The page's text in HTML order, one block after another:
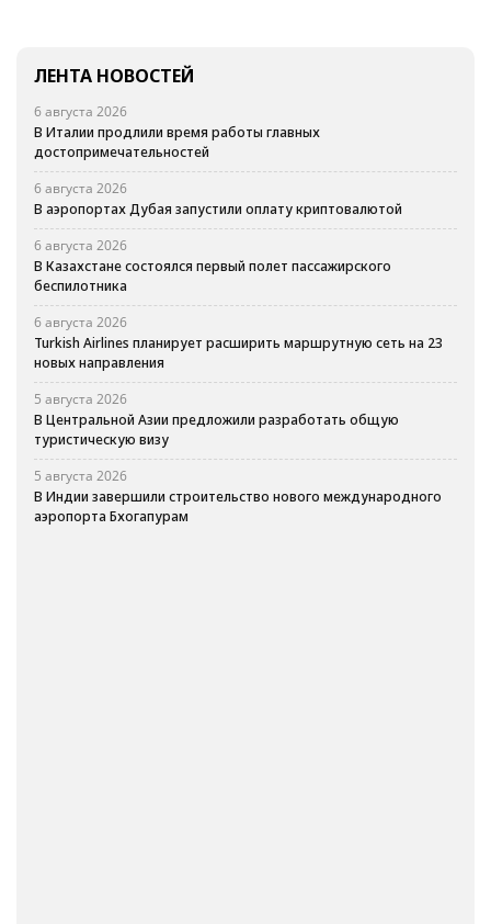
ЛЕНТА НОВОСТЕЙ
6 августа 2026
В Италии продлили время работы главных
достопримечательностей
6 августа 2026
В аэропортах Дубая запустили оплату криптовалютой
6 августа 2026
В Казахстане состоялся первый полет пассажирского
беспилотника
6 августа 2026
Turkish Airlines планирует расширить маршрутную сеть на 23
новых направления
5 августа 2026
В Центральной Азии предложили разработать общую
туристическую визу
5 августа 2026
В Индии завершили строительство нового международного
аэропорта Бхогапурам